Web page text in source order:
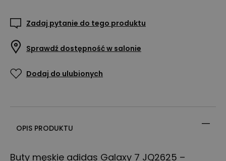
Zadaj pytanie do tego produktu
Sprawdź dostępność w salonie
Dodaj do ulubionych
OPIS PRODUKTU
Buty męskie adidas Galaxy 7 JQ2625 –